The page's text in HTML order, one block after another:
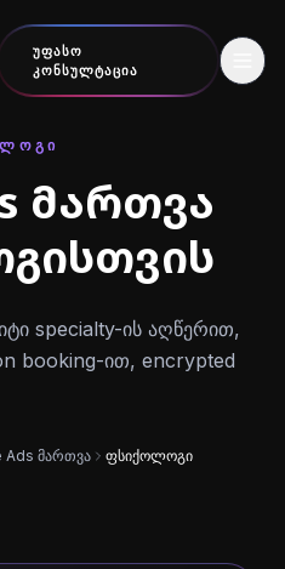
ᲣᲤᲐᲡᲝ
ᲙᲝᲜᲡᲣᲚᲢᲐᲪᲘᲐ
მართვა
specialty-ის აღწერით,
booking-ით, encrypted
Ads მართვა ფსიქოლოგი